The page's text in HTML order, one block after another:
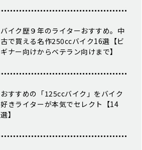
バイク歴９年のライターおすすめ。中
古で買える名作250ccバイク16選【ビ
ギナー向けからベテラン向けまで】
おすすめの「125ccバイク」をバイク
好きライターが本気でセレクト【14
選】